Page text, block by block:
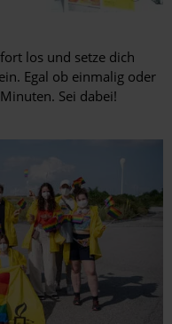
los und setze dich
Egal ob einmalig oder
Sei dabei!